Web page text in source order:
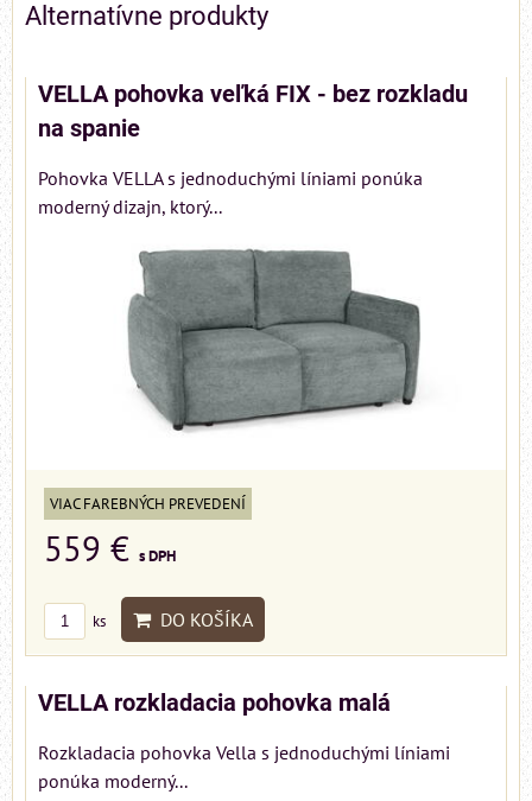
Alternatívne produkty
VELLA pohovka veľká FIX - bez rozkladu
na spanie
Pohovka VELLA s jednoduchými líniami ponúka
moderný dizajn, ktorý...
VIAC FAREBNÝCH PREVEDENÍ
559 € s DPH
ks DO KOŠÍKA
VELLA rozkladacia pohovka malá
Rozkladacia pohovka Vella s jednoduchými líniami
ponúka moderný...